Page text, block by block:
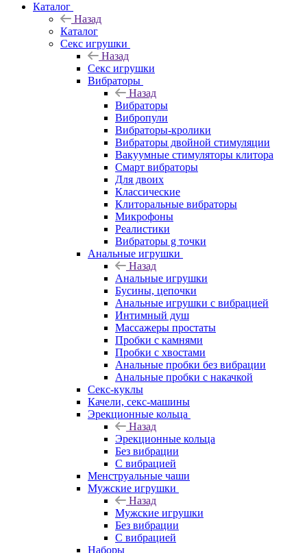
Каталог
Назад
Каталог
Секс игрушки
Назад
Секс игрушки
Вибраторы
Назад
Вибраторы
Вибропули
Вибраторы-кролики
Вибраторы двойной стимуляции
Вакуумные стимуляторы клитора
Смарт вибраторы
Для двоих
Классические
Клиторальные вибраторы
Микрофоны
Реалистики
Вибраторы g точки
Анальные игрушки
Назад
Анальные игрушки
Бусины, цепочки
Анальные игрушки с вибрацией
Интимный душ
Массажеры простаты
Пробки с камнями
Пробки с хвостами
Анальные пробки без вибрации
Анальные пробки с накачкой
Секс-куклы
Качели, секс-машины
Эрекционные кольца
Назад
Эрекционные кольца
Без вибрации
С вибрацией
Менструальные чаши
Мужские игрушки
Назад
Мужские игрушки
Без вибрации
С вибрацией
Наборы